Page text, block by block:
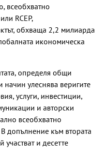
всеобхватно
RCEP,
обхваща 2,2 милиарда
икономическа
определя общи
начин улеснява веригите
услуги, инвестиции,
и авторски
всеобхватно
допълнение към втората
и десетте